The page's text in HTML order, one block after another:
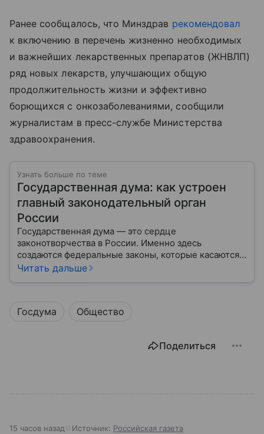
Ранее сообщалось, что Минздрав рекомендовал
к включению в перечень жизненно необходимых
и важнейших лекарственных препаратов (ЖНВЛП)
ряд новых лекарств, улучшающих общую
продолжительность жизни и эффективно
борющихся с онкозаболеваниями, сообщили
журналистам в пресс-службе Министерства
здравоохранения.
Узнать больше по теме
Государственная дума: как устроен
главный законодательный орган
России
Государственная дума — это сердце
законотворчества в России. Именно здесь
создаются федеральные законы, которые касаются
жизни каждого гражданина: от образования и
Читать дальше
Госдума Общество
Поделиться
15 часов назад Источник: Российская газета